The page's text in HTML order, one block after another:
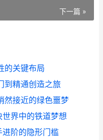
下一篇 »
的关键布局
到精通创造之旅
然接近的绿色噩梦
界中的铁道梦想
阶的隐形门槛